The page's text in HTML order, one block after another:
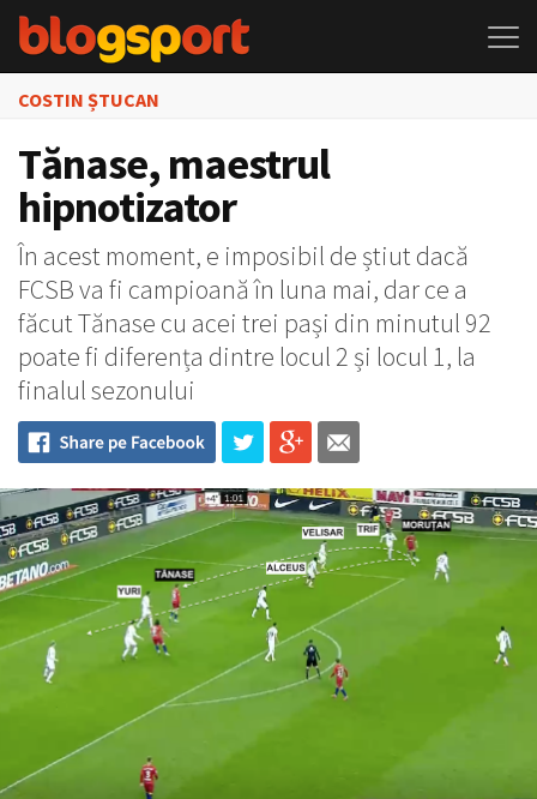
COSTIN ȘTUCAN
Tănase, maestrul
hipnotizator
În acest moment, e imposibil de știut dacă
FCSB va fi campioană în luna mai, dar ce a
făcut Tănase cu acei trei pași din minutul 92
poate fi diferența dintre locul 2 și locul 1, la
finalul sezonului